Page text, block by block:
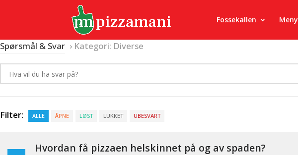
Fossekallen Meny
Spørsmål & Svar › Kategori: Diverse
Filter: ALLE ÅPNE LØST LUKKET UBESVART
Hvordan få pizzaen helskinnet på og av spaden?